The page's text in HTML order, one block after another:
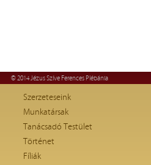
© 2014 Jézus Szíve Ferences Plébánia
Szerzeteseink
Munkatársak
Tanácsadó Testület
Történet
Fíliák